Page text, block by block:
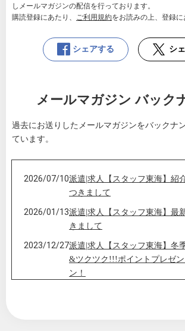
しメールマガジンの配信を行っております。
購読登録にあたり、 ご利用規約をお読みの上、登録に
シェアする シ
メールマガジン バック
過去にお送りしたメールマガジンをバックナ
ています。
2026/07/10派遣|求人【スタッフ東海】紹
つきまして
2026/01/13派遣|求人【スタッフ東海】最
きまして
2023/12/27派遣|求人【スタッフ東海】冬
&ツクツク!!!ポイントプレゼ
ン！